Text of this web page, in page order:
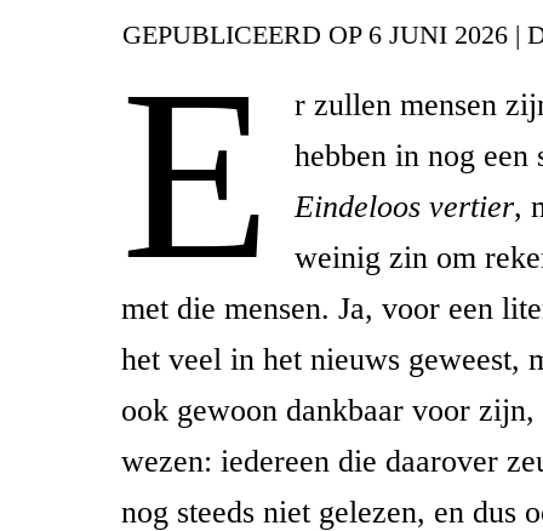
GEPUBLICEERD OP 6 JUNI 2026 |
E
r zullen mensen
hebben in nog een
Eindeloos vertier,
weinig zin om
met die mensen. Ja, voor een
het veel in het nieuws geweest,
ook gewoon dankbaar voor
wezen: iedereen die daarover
nog steeds niet gelezen, en dus